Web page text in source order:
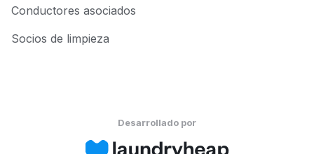
Conductores asociados
Socios de limpieza
Desarrollado por